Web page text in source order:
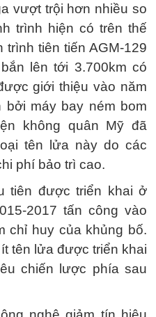
vượt trội hơn nhiều so
trình hiện có trên thế
tiên tiến AGM-129
lên tới 3.700km có
giới thiệu vào năm
máy bay ném bom
không quân Mỹ đã
tên lửa này do các
phí bảo trì cao.
tiên được triển khai ở
2017 tấn công vào
chỉ huy của khủng bố.
tên lửa được triển khai
chiến lược phía sau